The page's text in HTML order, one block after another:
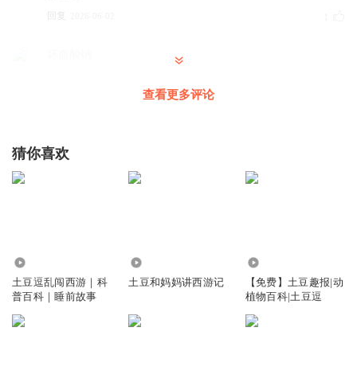
回复
3
查看更多评论
猜你喜欢
土豆逗乱闯西游｜科
普百科｜睡前故事
土豆和妈妈讲西游记
【免费】土豆趣报|动
植物百科|土豆逗